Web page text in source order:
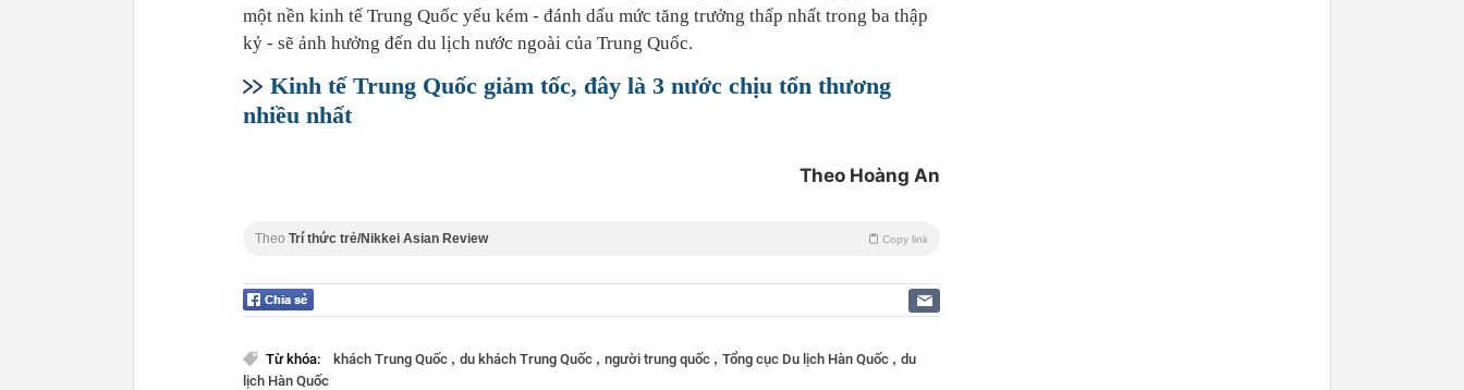
một nền kinh tế Trung Quốc yếu kém - đánh dấu mức tăng trưởng thấp nhất trong ba thập
kỷ - sẽ ảnh hưởng đến du lịch nước ngoài của Trung Quốc.
Kinh tế Trung Quốc giảm tốc, đây là 3 nước chịu tổn thương
nhiều nhất
Theo Hoàng An
Theo Trí thức trẻ/Nikkei Asian Review Copy link
Từ khóa: khách Trung Quốc , du khách Trung Quốc , người trung quốc , Tổng cục Du lịch Hàn Quốc , du
lịch Hàn Quốc